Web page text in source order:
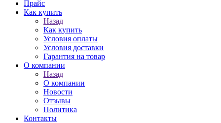
Прайс
Как купить
Назад
Как купить
Условия оплаты
Условия доставки
Гарантия на товар
О компании
Назад
О компании
Новости
Отзывы
Политика
Контакты